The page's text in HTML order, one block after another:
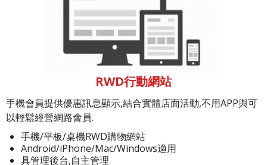
RWD行動網站
手機會員提供優惠訊息顯示,結合實體店面活動,不用APP與可
以輕鬆經營網路會員.
手機/平板/桌機RWD購物網站
Android/iPhone/Mac/Windows適用
具管理後台,自主管理